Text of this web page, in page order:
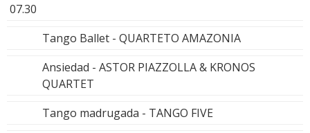
07.30
Tango Ballet - QUARTETO AMAZONIA
Ansiedad - ASTOR PIAZZOLLA & KRONOS
QUARTET
Tango madrugada - TANGO FIVE